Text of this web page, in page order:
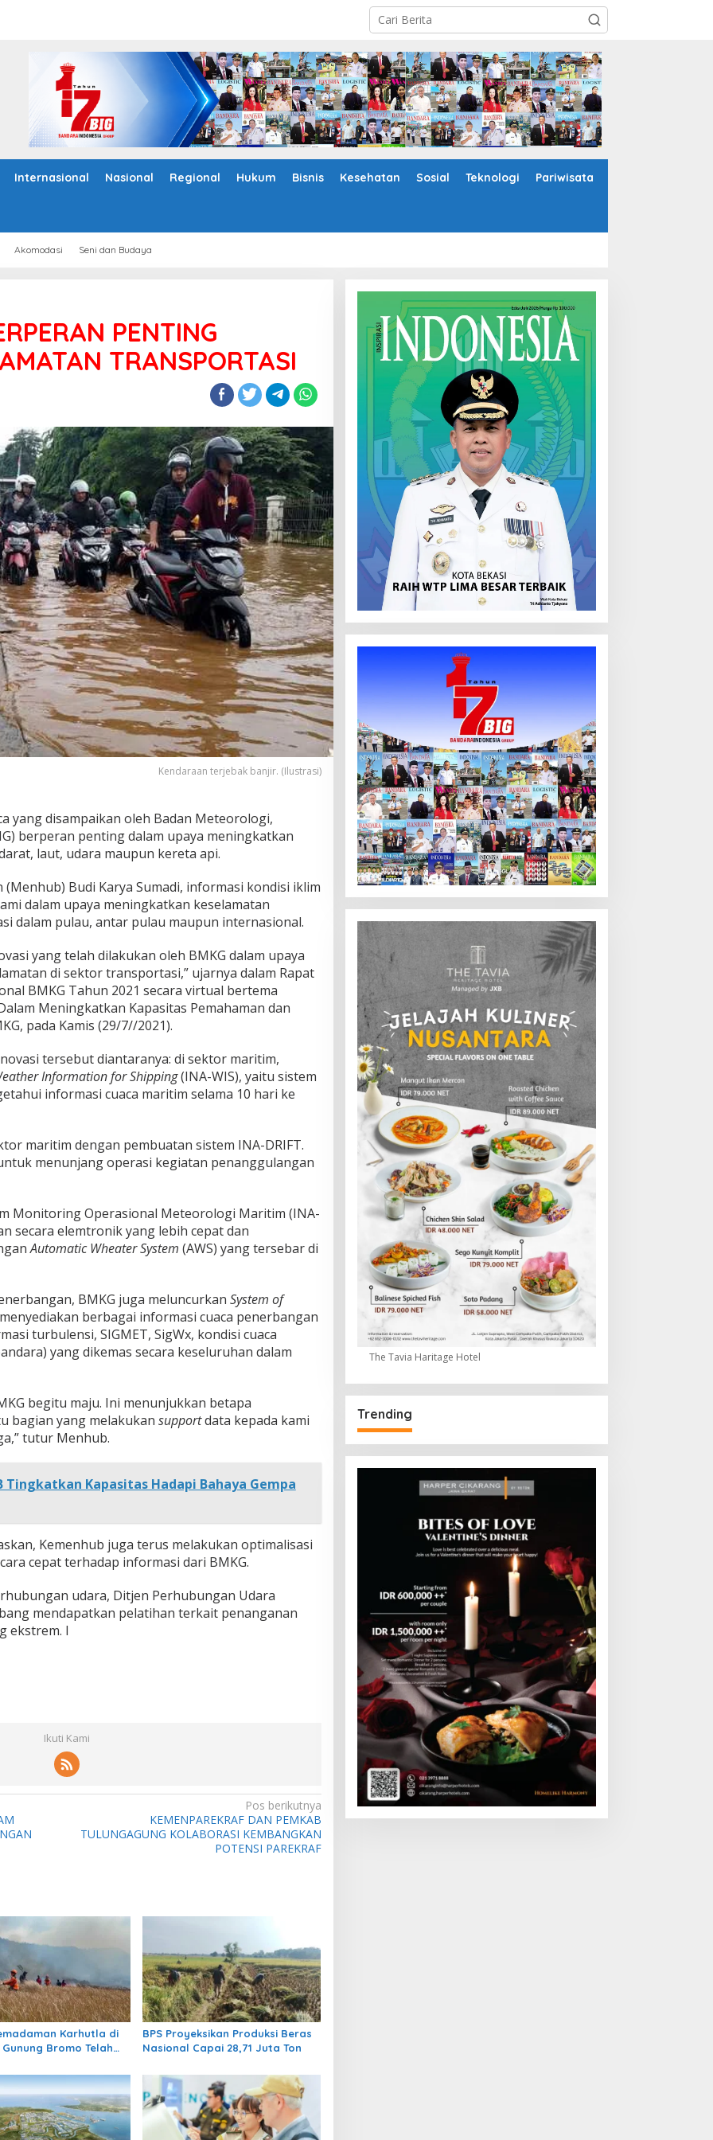
Internasional Nasional Regional Hukum Bisnis Kesehatan Sosial Teknologi Pariwisata
Akomodasi Seni dan Budaya
PENTING
TRANSPORTASI
Kendaraan terjebak banjir. (Ilustrasi)
yang disampaikan oleh Badan Meteorologi,
berperan penting dalam upaya meningkatkan
laut, udara maupun kereta api.
Budi Karya Sumadi, informasi kondisi iklim
dalam upaya meningkatkan keselamatan
dalam pulau, antar pulau maupun internasional.
yang telah dilakukan oleh BMKG dalam upaya
di sektor transportasi,” ujarnya dalam Rapat
BMKG Tahun 2021 secara virtual bertema
Meningkatkan Kapasitas Pemahaman dan
pada Kamis (29/7//2021).
tersebut diantaranya: di sektor maritim,
Information for Shipping(INA-WIS), yaitu sistem
informasi cuaca maritim selama 10 hari ke
maritim dengan pembuatan sistem INA-DRIFT.
menunjang operasi kegiatan penanggulangan
Monitoring Operasional Meteorologi Maritim (INA-
secara elemtronik yang lebih cepat dan
Automatic Wheater System (AWS) yang tersebar di
BMKG juga meluncurkan System of
berbagai informasi cuaca penerbangan
turbulensi, SIGMET, SigWx, kondisi cuaca
yang dikemas secara keseluruhan dalam
begitu maju. Ini menunjukkan betapa
bagian yang melakukan supportdata kepada kami
tutur Menhub.
Tingkatkan Kapasitas Hadapi Bahaya Gempa
Kemenhub juga terus melakukan optimalisasi
cepat terhadap informasi dari BMKG.
udara, Ditjen Perhubungan Udara
mendapatkan pelatihan terkait penanganan
ekstrem. I
Ikuti Kami
Pos berikutnya
KEMENPAREKRAF DAN PEMKAB
TULUNGAGUNG KOLABORASI KEMBANGKAN
POTENSI PAREKRAF
Karhutla di
Bromo Telah
BPS Proyeksikan Produksi Beras
Nasional Capai 28,71 Juta Ton
The Tavia Haritage Hotel
Trending